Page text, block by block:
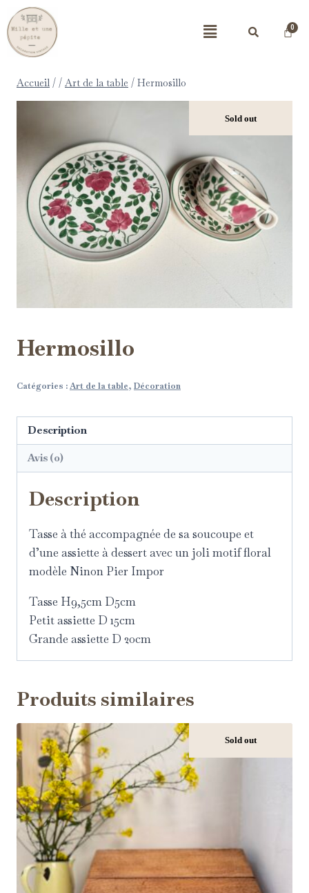
Accueil / / Art de la table / Hermosillo
Sold out
Hermosillo
Catégories :Art de la table, Décoration
Description
Avis (0)
Description
Tasse à thé accompagnée de sa soucoupe et
d’une assiette à dessert avec un joli motif floral
modèle Ninon Pier Impor
Tasse H9,5cm D5cm
Petit assiette D 15cm
Grande assiette D 20cm
Produits similaires
Sold out